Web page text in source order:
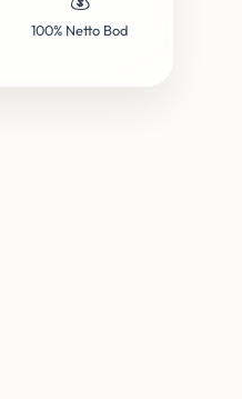
100% Netto Bod